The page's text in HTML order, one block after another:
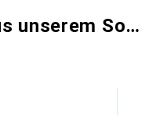
Weitere Produkte aus unserem Sortiment